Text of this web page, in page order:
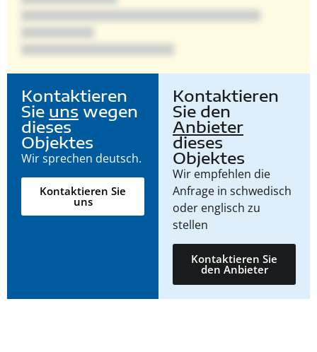
Kontaktieren
Sie uns wegen
dieses
Objektes
Wir sprechen deutsch.
Kontaktieren Sie
uns
Kontaktieren
Sie den
Anbieter
dieses
Objektes
Wir empfehlen die
Anfrage in schwedisch
oder englisch zu
stellen
Kontaktieren Sie
den Anbieter